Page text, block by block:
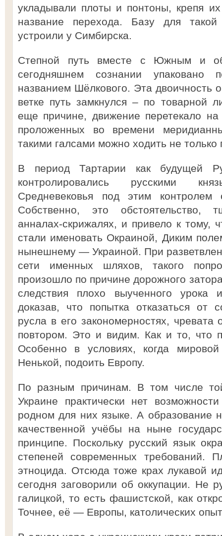
укладывали плоты и понтоны, крепя
название перехода. Базу для
устроили у Симбирска.
Степной путь вместе с Южным и
сегодняшнем сознании упаковано
названием Шёлкового. Эта двоичность
ветке путь замкнулся – по товарной
еще причине, движение перетекало
проложенных во времени
такими галсами можно ходить не
В период Тартарии как будущей
контролировались русскими
Средневековья под этим контролем
Собственно, это обстоятельство,
анналах-скрижалях, и привело к тому,
стали именовать Окраиной, Диким
нынешнему — Украиной. При
сети именных шляхов, такого
произошло по причине дорожного
следствия плохо выученного
доказав, что попытка отказаться от
русла в его закономерностях,
повтором. Это и видим. Как и то, что
Особенно в условиях, когда
Ненькой, подоить Европу.
По разным причинам. В том числе
Украине практически нет
родном для них языке. А образование
качественной учёбы на ныне
принципе. Поскольку русский язык
степеней современных требований.
этноцида. Отсюда тоже крах лукавой
сегодня заговорили об оккупации. Не
галицкой, то есть фашистской, как
Точнее, её — Европы, католических